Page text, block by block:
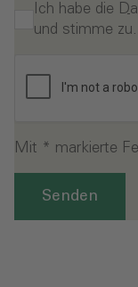
Ich habe die
und stimme zu.
Mit * markierte
Senden